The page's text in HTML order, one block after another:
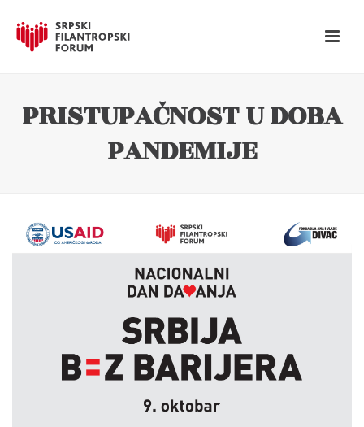
PRISTUPAČNOST U DOBA
PANDEMIJE